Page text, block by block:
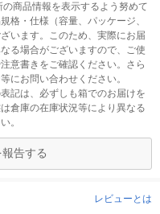
商品情報を表示するよう努めて
格・仕様（容量、パッケージ、
います。このため、実際にお届
る場合がございますので、ご使
意書きをご確認ください。さら
にお問い合わせください。
記は、必ずしも箱でのお届けを
倉庫の在庫状況等により異なる
。
告する
レビューとは